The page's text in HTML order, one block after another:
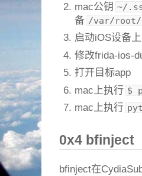
mac公钥 ~/
备 /var/root/
启动iOS设备
修改frida-ios-
打开目标app
mac上执行 $
mac上执行
0x4 bfinject
bfinject在